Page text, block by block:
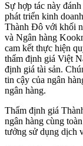
Sự hợp tác này
phát triển kinh
Thành Đô với khối
và Ngân hàng
cam kết thực hiện
thẩm định giá Việt
định giá tài sản.
tin cậy của ngân
ngân hàng.
Thẩm định giá
ngân hàng cùng
tưởng sử dụng dịch